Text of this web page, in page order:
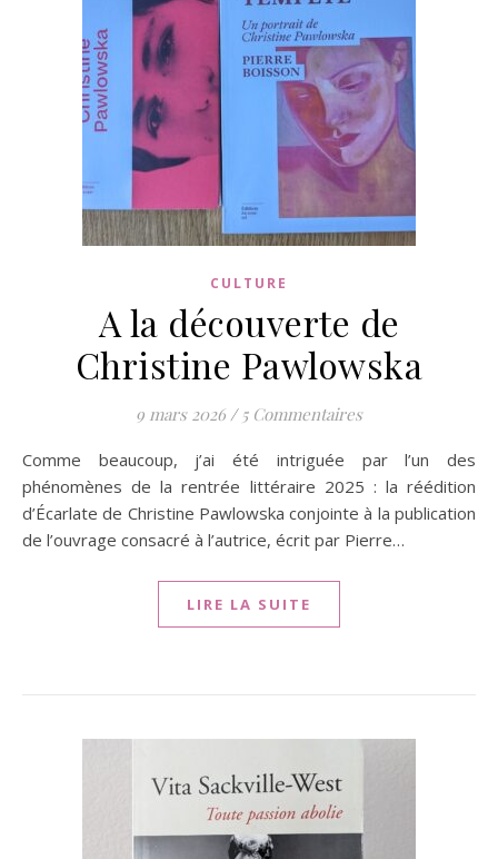
CULTURE
A la découverte de
Christine Pawlowska
9 mars 2026 / 5 Commentaires
Comme beaucoup, j’ai été intriguée par l’un des
phénomènes de la rentrée littéraire 2025 : la réédition
d’Écarlate de Christine Pawlowska conjointe à la publication
de l’ouvrage consacré à l’autrice, écrit par Pierre…
LIRE LA SUITE